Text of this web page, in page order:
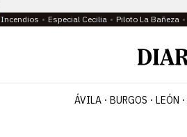
Incendios Especial Cecilia Piloto La Bañeza
ÁVILA BURGOS LEÓN